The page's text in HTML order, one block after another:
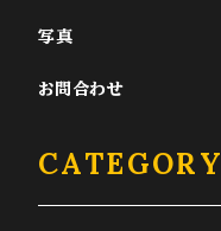
写真
お問合わせ
CATEGORY